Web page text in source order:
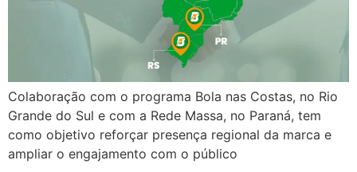
Colaboração com o programa Bola nas Costas, no Rio
Grande do Sul e com a Rede Massa, no Paraná, tem
como objetivo reforçar presença regional da marca e
ampliar o engajamento com o público